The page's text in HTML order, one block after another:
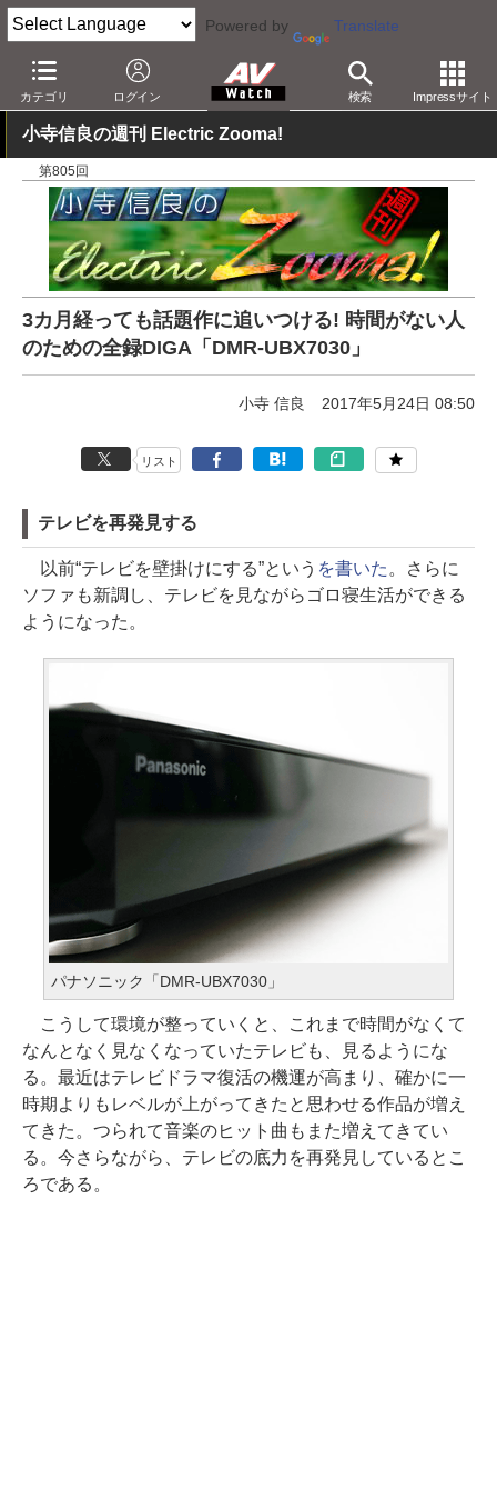
Powered by Translate
カテゴリ ログイン 検索 Impressサイト
AV Watch 製品 レコーダ パナソニック
小寺信良の週刊 Electric Zooma!
第805回
3カ月経っても話題作に追いつける! 時間がない人
のための全録DIGA「DMR-UBX7030」
小寺 信良 2017年5月24日 08:50
リスト
テレビを再発見する
以前“テレビを壁掛けにする”という を書いた 。さらに
ソファも新調し、テレビを見ながらゴロ寝生活ができる
ようになった。
パナソニック「DMR-UBX7030」
こうして環境が整っていくと、これまで時間がなくて
なんとなく見なくなっていたテレビも、見るようにな
る。最近はテレビドラマ復活の機運が高まり、確かに一
時期よりもレベルが上がってきたと思わせる作品が増え
てきた。つられて音楽のヒット曲もまた増えてきてい
る。今さらながら、テレビの底力を再発見しているとこ
ろである。